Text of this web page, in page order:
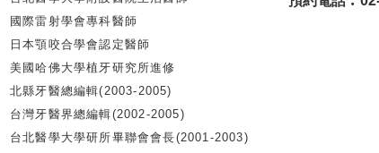
國際雷射學會專科醫師
日本顎咬合學會認定醫師
美國哈佛大學植牙研究所進修
北縣牙醫總編輯(2003-2005)
台灣牙醫界總編輯(2002-2005)
台北醫學大學研所畢聯會會長(2001-2003)